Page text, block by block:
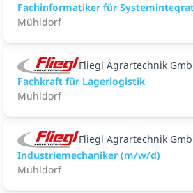
Fachinformatiker für
Mühldorf
Fliegl Agrartechnik
Fachkraft für Lagerlogistik
Mühldorf
Fliegl Agrartechnik
Industriemechaniker (m/w/d)
Mühldorf